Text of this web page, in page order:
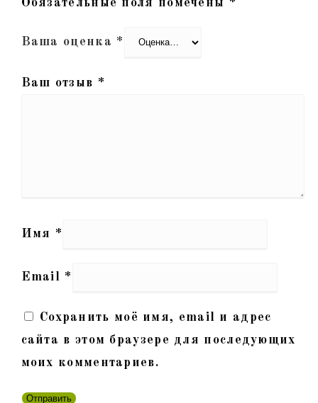
Ваша оценка *
Ваш отзыв *
Имя *
Email *
Сохранить моё имя, email и адрес
сайта в этом браузере для последующих
моих комментариев.